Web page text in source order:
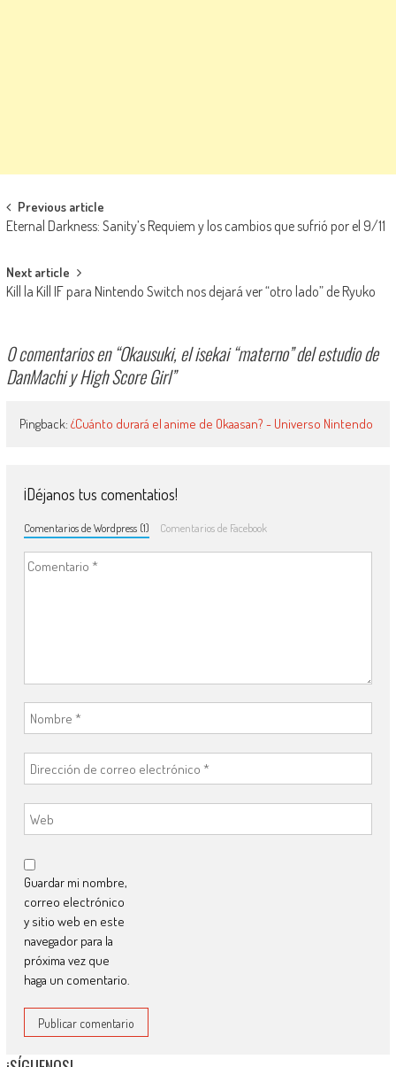
Navegación de entradas
Previous article
Eternal Darkness: Sanity’s Requiem y los cambios que sufrió por el 9/11
Next article
Kill la Kill IF para Nintendo Switch nos dejará ver “otro lado” de Ryuko
0 comentarios en “Okausuki, el isekai “materno” del estudio de
DanMachi y High Score Girl”
Pingback: ¿Cuánto durará el anime de Okaasan? - Universo Nintendo
¡Déjanos tus comentatios!
Comentarios de Wordpress (1) Comentarios de Facebook
Guardar mi nombre,
correo electrónico
y sitio web en este
navegador para la
próxima vez que
haga un comentario.